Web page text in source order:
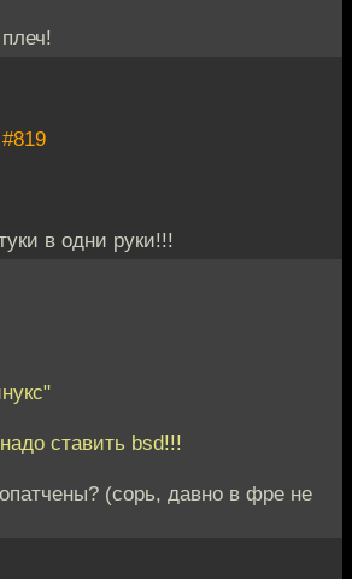
#819
в одни руки!!!
ставить bsd!!!
(сорь, давно в фре не